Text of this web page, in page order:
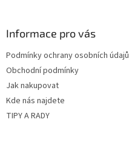
Informace pro vás
Podmínky ochrany osobních údajů
Obchodní podmínky
Jak nakupovat
Kde nás najdete
TIPY A RADY